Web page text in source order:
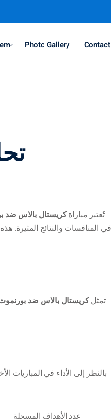
Photo Gallery Contact
تُعتبر مباراةكريستال بالاس ضد
في المنافسات والنتائج المثيرة.
تمثلكريستال بالاس ضد
بالنظر إلى الأداء في المباريات
عدد الأهداف المسجلة